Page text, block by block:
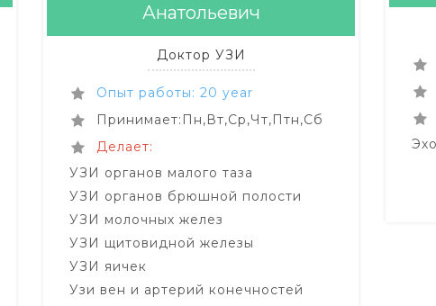
Анатольевич
Доктор УЗИ
Опыт работы: 20 year
Принимает:Пн,Вт,Ср,Чт,Птн,Сб
Делает:
УЗИ органов малого таза
УЗИ органов брюшной полости
УЗИ молочных желез
УЗИ щитовидной железы
УЗИ яичек
Узи вен и артерий конечностей